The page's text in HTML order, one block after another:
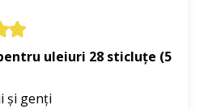
un transport sigur.
uleiuri 28 sticluțe (5
și genți